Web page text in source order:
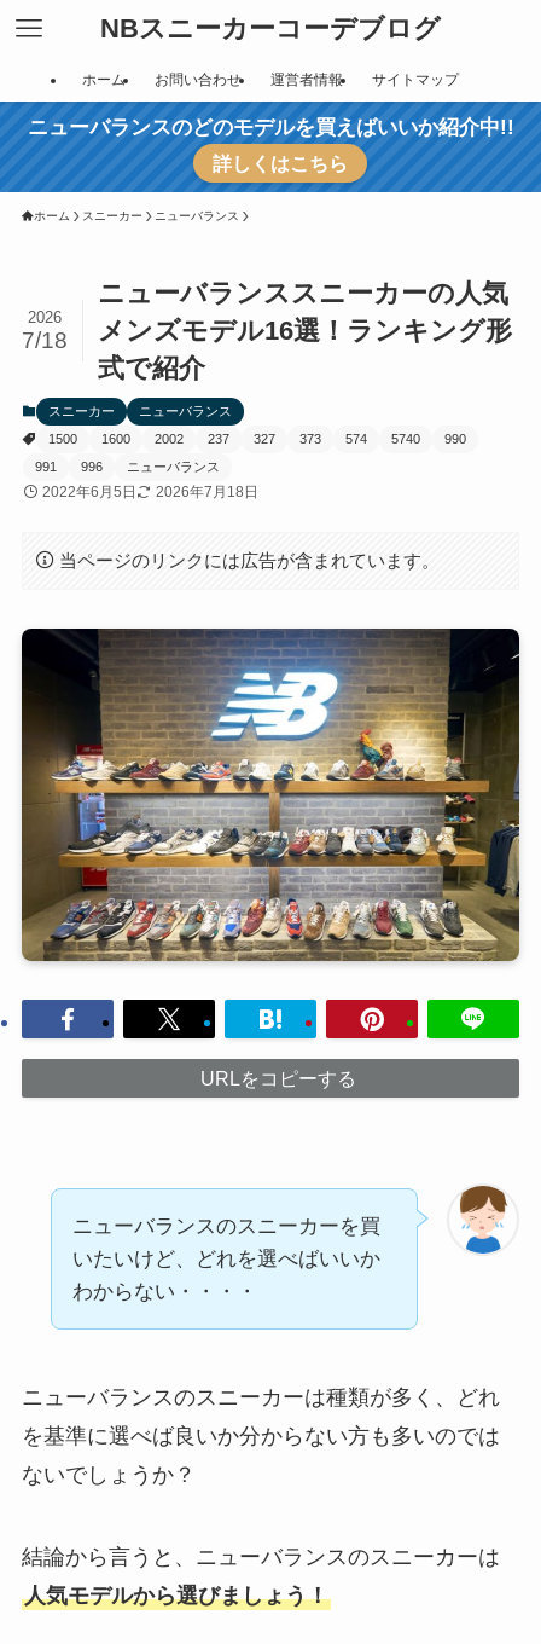
NBスニーカーコーデブログ
ホーム お問い合わせ 運営者情報 サイトマップ
ニューバランスのどのモデルを買えばいいか紹介中!!
詳しくはこちら
ホーム スニーカー ニューバランス
ニューバランススニーカーの人気
メンズモデル16選！ランキング形
式で紹介
2026
7/18
スニーカー
ニューバランス
1500
1600 2002 237 327 373 574 5740
990
991
996 ニューバランス
2022年6月5日 2026年7月18日
当ページのリンクには広告が含まれています。
URLをコピーする
ニューバランスのスニーカーを買
いたいけど、どれを選べばいいか
わからない・・・・
ニューバランスのスニーカーは種類が多く、どれ
を基準に選べば良いか分からない方も多いのでは
ないでしょうか？
結論から言うと、ニューバランスのスニーカーは
人気モデルから選びましょう！